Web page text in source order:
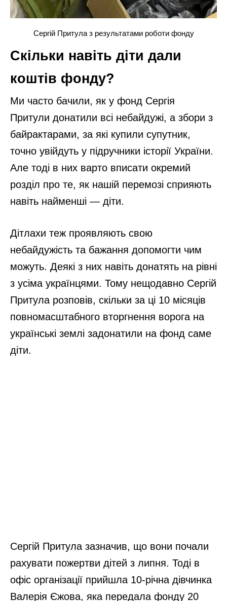
Сергій Притула з результатами роботи фонду
Скільки навіть діти дали
коштів фонду?
Ми часто бачили, як у фонд Сергія
Притули донатили всі небайдужі, а збори з
байрактарами, за які купили супутник,
точно увійдуть у підручники історії України.
Але тоді в них варто вписати окремий
розділ про те, як нашій перемозі сприяють
навіть найменші — діти.
Дітлахи теж проявляють свою
небайдужість та бажання допомогти чим
можуть. Деякі з них навіть донатять на рівні
з усіма українцями. Тому нещодавно Сергій
Притула розповів, скільки за ці 10 місяців
повномасштабного вторгнення ворога на
українські землі задонатили на фонд саме
діти.
Сергій Притула зазначив, що вони почали
рахувати пожертви дітей з липня. Тоді в
офіс організації прийшла 10-річна дівчинка
Валерія Єжова, яка передала фонду 20